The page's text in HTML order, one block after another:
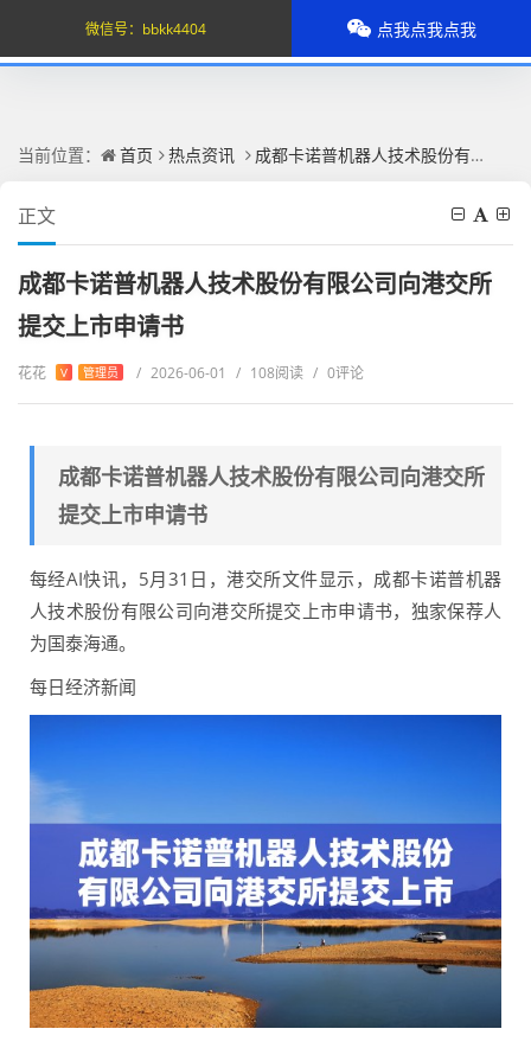
当前位置： 首页 热点资讯 成都卡诺普机器人技术股份有限公司向港交所提交上市申请书
正文
成都卡诺普机器人技术股份有限公司向港交所
提交上市申请书
花花 V 管理员 / 2026-06-01 / 108阅读 / 0评论
成都卡诺普机器人技术股份有限公司向港交所
提交上市申请书
每经AI快讯，5月31日，港交所文件显示，成都卡诺普机器
人技术股份有限公司向港交所提交上市申请书，独家保荐人
为国泰海通。
每日经济新闻
微信号： bbkk4404 点我点我点我